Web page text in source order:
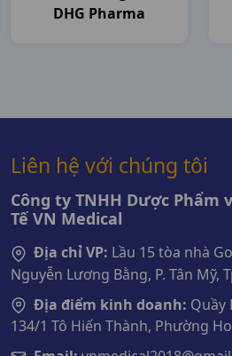
DHG Pharma
Liên hệ với chúng tôi
Công ty TNHH Dược Phẩm
Tế VN Medical
Địa chỉ VP: Lầu 15 tòa nhà
Nguyễn Lương Bằng, P. Tân Mỹ,
Địa điểm kinh doanh: Quầy
134/1 Tô Hiến Thành, Phường